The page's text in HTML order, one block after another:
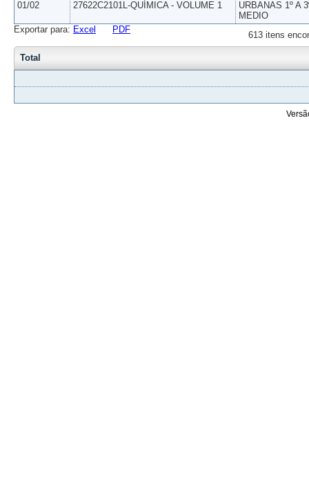
01/02 27622C2101L-QUÍMICA - VOLUME 1
URBANAS 1º A
MEDIO
613 itens
Exportar para: Excel PDF
Total